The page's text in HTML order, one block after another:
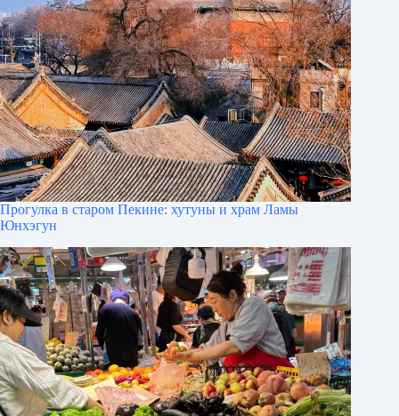
Прогулка в старом Пекине: хутуны и храм Ламы
Юнхэгун